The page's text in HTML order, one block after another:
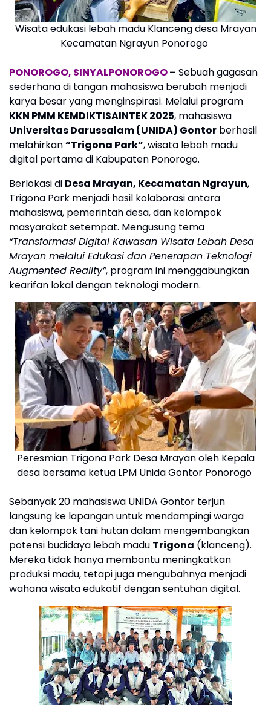
Wisata edukasi lebah madu Klanceng desa Mrayan
Kecamatan Ngrayun Ponorogo
PONOROGO, SINYALPONOROGO– Sebuah gagasan
sederhana di tangan mahasiswa berubah menjadi
karya besar yang menginspirasi. Melalui program
KKN PMM KEMDIKTISAINTEK 2025, mahasiswa
Universitas Darussalam (UNIDA) Gontor berhasil
melahirkan“Trigona Park”, wisata lebah madu
digital pertama di Kabupaten Ponorogo.
Berlokasi di Desa Mrayan, Kecamatan Ngrayun,
Trigona Park menjadi hasil kolaborasi antara
mahasiswa, pemerintah desa, dan kelompok
masyarakat setempat. Mengusung tema
“Transformasi Digital Kawasan Wisata Lebah Desa
Mrayan melalui Edukasi dan Penerapan Teknologi
Augmented Reality”, program ini menggabungkan
kearifan lokal dengan teknologi modern.
Peresmian Trigona Park Desa Mrayan oleh Kepala
desa bersama ketua LPM Unida Gontor Ponorogo
Sebanyak 20 mahasiswa UNIDA Gontor terjun
langsung ke lapangan untuk mendampingi warga
dan kelompok tani hutan dalam mengembangkan
potensi budidaya lebah madu Trigona (klanceng).
Mereka tidak hanya membantu meningkatkan
produksi madu, tetapi juga mengubahnya menjadi
wahana wisata edukatif dengan sentuhan digital.